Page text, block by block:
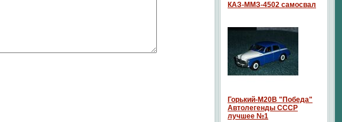
КАЗ-ММЗ-4502 самосвал
Горький-М20В "Победа"
Автолегенды СССР
лучшее №1